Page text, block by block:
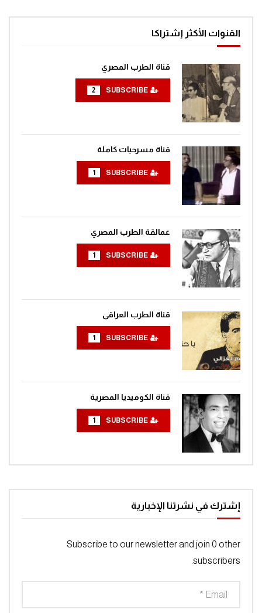
القنوات الأكثر إشتراكا
قناة الطرب المصري
2
قناة مسرحيات كاملة
1
عمالقة الطرب المصري
1
قناة الطرب العراقى
1
قناة الكوميديا المصرية
1
إشترك في نشرتنا الإخبارية
Subscribe to our newsletter and join 0 other
subscribers.